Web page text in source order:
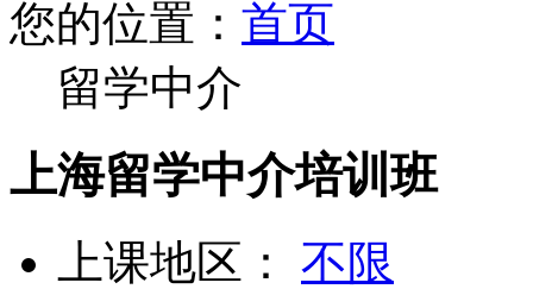
您的位置： 首页
留学中介
上海留学中介培训班
上课地区： 不限